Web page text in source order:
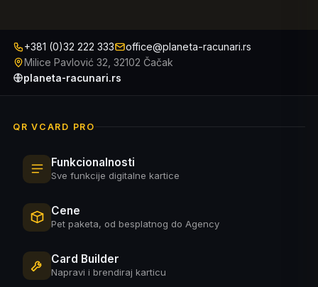
+381 (0)32 222 333
office@planeta-racunari.rs
Milice Pavlović 32, 32102 Čačak
planeta-racunari.rs
QR VCARD PRO
Funkcionalnosti
Sve funkcije digitalne kartice
Cene
Pet paketa, od besplatnog do Agency
Card Builder
Napravi i brendiraj karticu